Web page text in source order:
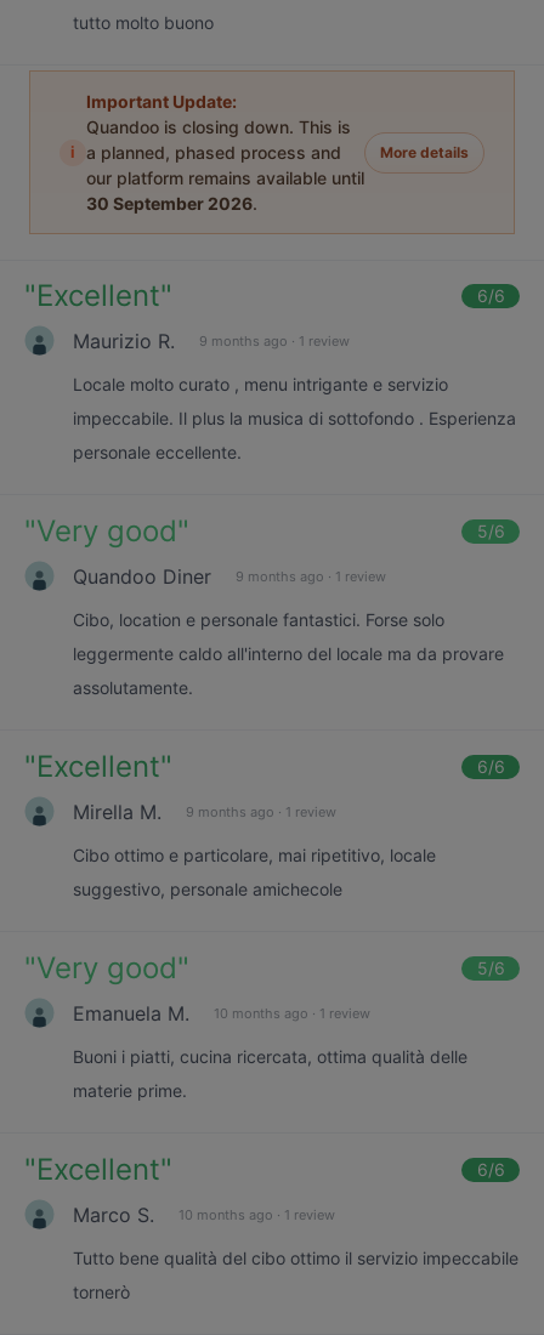
tutto molto buono
i
Important Update:
Quandoo is closing down. This is
a planned, phased process and
our platform remains available until
30 September 2026.
More details
"Excellent" 6/6
Maurizio R. 9 months ago · 1 review
Locale molto curato , menu intrigante e servizio
impeccabile. Il plus la musica di sottofondo . Esperienza
personale eccellente.
"Very good" 5/6
Quandoo Diner 9 months ago · 1 review
Cibo, location e personale fantastici. Forse solo
leggermente caldo all'interno del locale ma da provare
assolutamente.
"Excellent" 6/6
Mirella M. 9 months ago · 1 review
Cibo ottimo e particolare, mai ripetitivo, locale
suggestivo, personale amichecole
"Very good" 5/6
Emanuela M. 10 months ago · 1 review
Buoni i piatti, cucina ricercata, ottima qualità delle
materie prime.
"Excellent" 6/6
Marco S. 10 months ago · 1 review
Tutto bene qualità del cibo ottimo il servizio impeccabile
tornerò